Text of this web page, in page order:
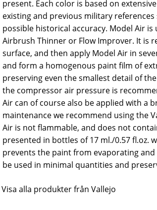
present. Each color is based on
existing and previous military
possible historical accuracy. Model Air
Airbrush Thinner or Flow Improver. It is
surface, and then apply Model Air in
and form a homogenous paint film of
preserving even the smallest detail of
the compressor air pressure is
Air can of course also be applied with a
maintenance we recommend using the
Air is not flammable, and does not
presented in bottles of 17 ml./0.57 fl.oz.
prevents the paint from evaporating
be used in minimal quantities and
Visa alla produkter från Vallejo